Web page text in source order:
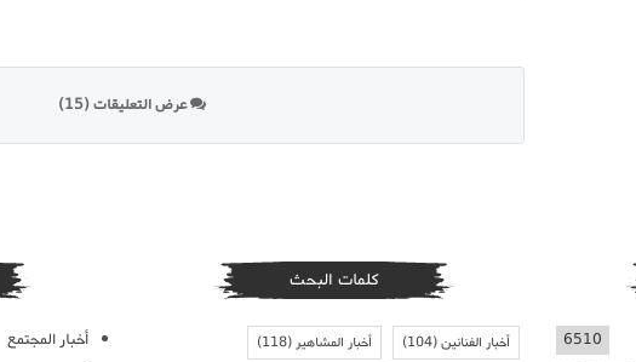
عرض التعليقات (15)
6510
كلمات البحث
أخبار الفنانين(104) أخبار المشاهير(118)
أخبار المجتمع